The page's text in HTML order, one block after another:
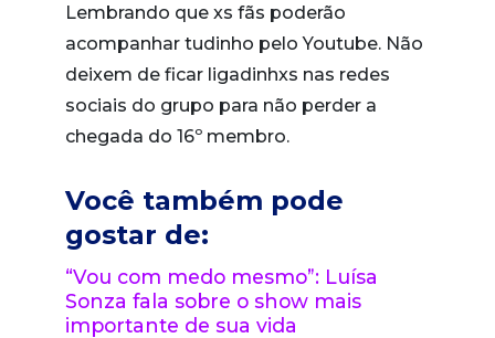
Lembrando que xs fãs poderão
acompanhar tudinho pelo Youtube. Não
deixem de ficar ligadinhxs nas redes
sociais do grupo para não perder a
chegada do 16º membro.
Você também pode
gostar de:
“Vou com medo mesmo”: Luísa
Sonza fala sobre o show mais
importante de sua vida